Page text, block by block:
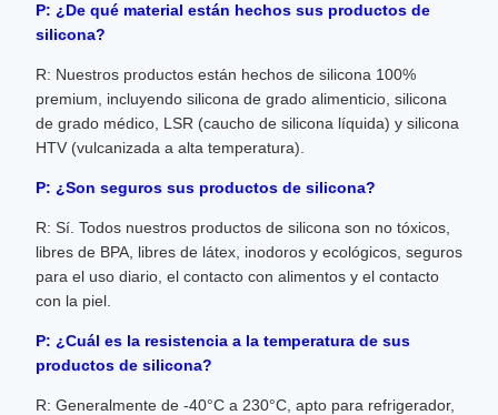
P: ¿De qué material están hechos sus productos de
silicona?
R: Nuestros productos están hechos de silicona 100%
premium, incluyendo silicona de grado alimenticio, silicona
de grado médico, LSR (caucho de silicona líquida) y silicona
HTV (vulcanizada a alta temperatura).
P: ¿Son seguros sus productos de silicona?
R: Sí. Todos nuestros productos de silicona son no tóxicos,
libres de BPA, libres de látex, inodoros y ecológicos, seguros
para el uso diario, el contacto con alimentos y el contacto
con la piel.
P: ¿Cuál es la resistencia a la temperatura de sus
productos de silicona?
R: Generalmente de -40°C a 230°C, apto para refrigerador,